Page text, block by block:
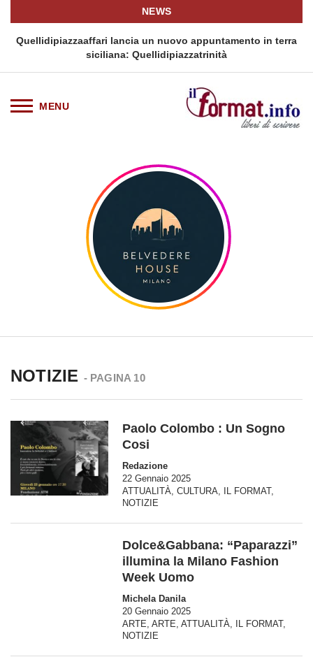
NEWS
Quellidipiazzaaffari lancia un nuovo appuntamento in terra
siciliana: Quellidipiazzatrinità
NOTIZIE - PAGINA 10
Paolo Colombo : Un Sogno
Cosi
Redazione
22 Gennaio 2025
ATTUALITÀ, CULTURA, IL FORMAT,
NOTIZIE
Dolce&Gabbana: “Paparazzi”
illumina la Milano Fashion
Week Uomo
Michela Danila
20 Gennaio 2025
ARTE, ARTE, ATTUALITÀ, IL FORMAT,
NOTIZIE